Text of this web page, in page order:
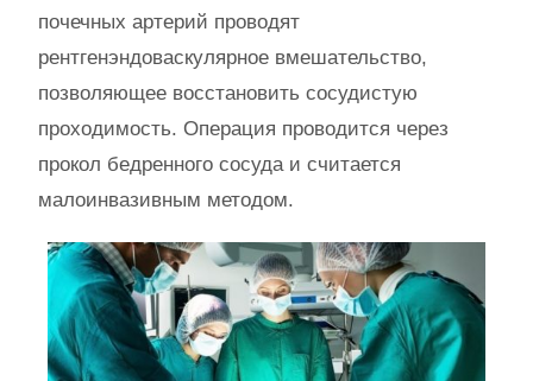
почечных артерий проводят
рентгенэндоваскулярное вмешательство,
позволяющее восстановить сосудистую
проходимость. Операция проводится через
прокол бедренного сосуда и считается
малоинвазивным методом.